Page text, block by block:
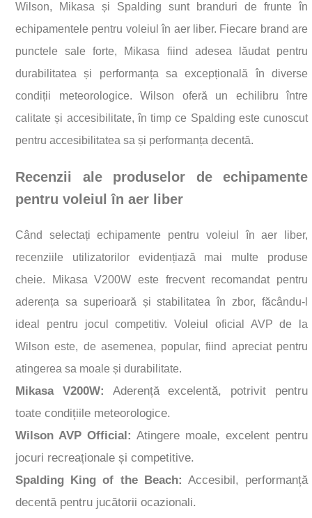
Wilson, Mikasa și Spalding sunt branduri de frunte în
echipamentele pentru voleiul în aer liber. Fiecare brand are
punctele sale forte, Mikasa fiind adesea lăudat pentru
durabilitatea și performanța sa excepțională în diverse
condiții meteorologice. Wilson oferă un echilibru între
calitate și accesibilitate, în timp ce Spalding este cunoscut
pentru accesibilitatea sa și performanța decentă.
Recenzii ale produselor de echipamente
pentru voleiul în aer liber
Când selectați echipamente pentru voleiul în aer liber,
recenziile utilizatorilor evidențiază mai multe produse
cheie. Mikasa V200W este frecvent recomandat pentru
aderența sa superioară și stabilitatea în zbor, făcându-l
ideal pentru jocul competitiv. Voleiul oficial AVP de la
Wilson este, de asemenea, popular, fiind apreciat pentru
atingerea sa moale și durabilitate.
Mikasa V200W: Aderență excelentă, potrivit pentru
toate condițiile meteorologice.
Wilson AVP Official: Atingere moale, excelent pentru
jocuri recreaționale și competitive.
Spalding King of the Beach: Accesibil, performanță
decentă pentru jucătorii ocazionali.